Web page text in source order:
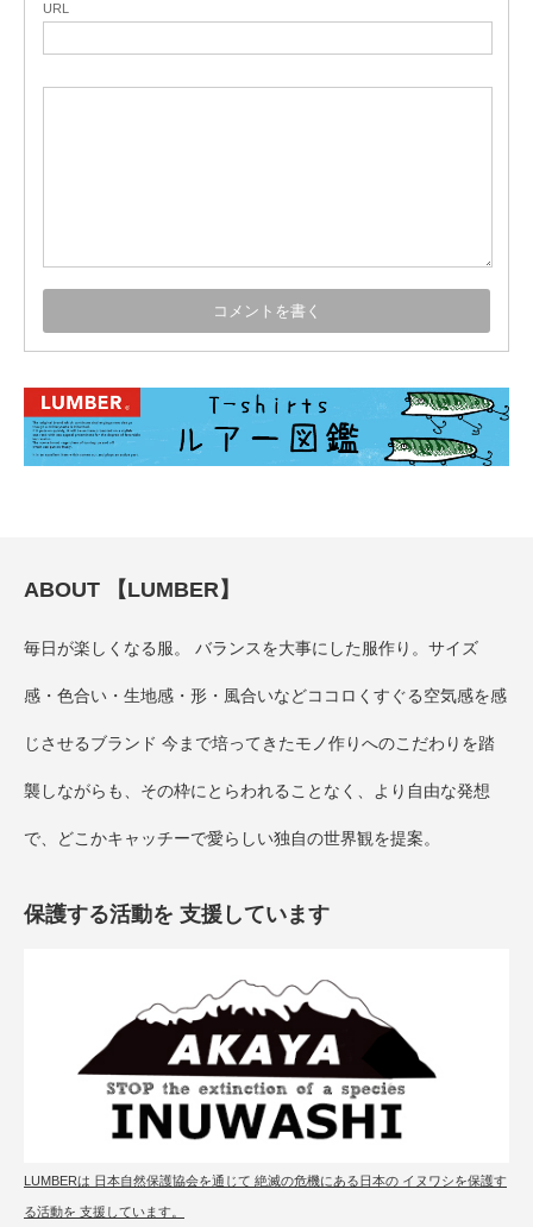
URL
ABOUT 【LUMBER】
毎日が楽しくなる服。 バランスを大事にした服作り。サイズ
感・色合い・生地感・形・風合いなどココロくすぐる空気感を感
じさせるブランド 今まで培ってきたモノ作りへのこだわりを踏
襲しながらも、その枠にとらわれることなく、より自由な発想
で、どこかキャッチーで愛らしい独自の世界観を提案。
保護する活動を 支援しています
LUMBERは 日本自然保護協会を通じて 絶滅の危機にある日本の イヌワシを保護す
る活動を 支援しています。